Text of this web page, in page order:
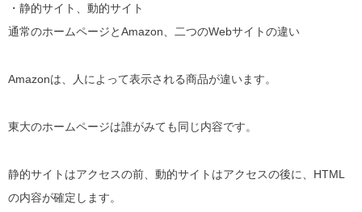
・静的サイト、動的サイト
通常のホームページとAmazon、二つのWebサイトの違い
Amazonは、人によって表示される商品が違います。
東大のホームページは誰がみても同じ内容です。
静的サイトはアクセスの前、動的サイトはアクセスの後に、HTML
の内容が確定します。